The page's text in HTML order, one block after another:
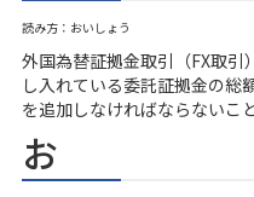
読み方：おいしょう
外国為替証拠金取引（FX取引
し入れている委託証拠金の総
を追加しなければならないこと
お